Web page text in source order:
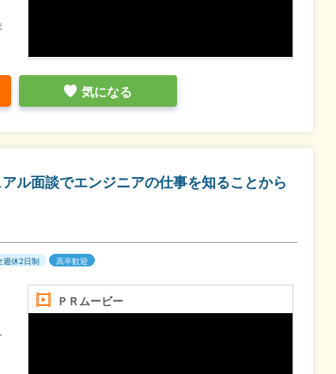
気になる
ル面談でエンジニアの仕事を知ることから
週休2日制 高卒歓迎
ＰＲムービー